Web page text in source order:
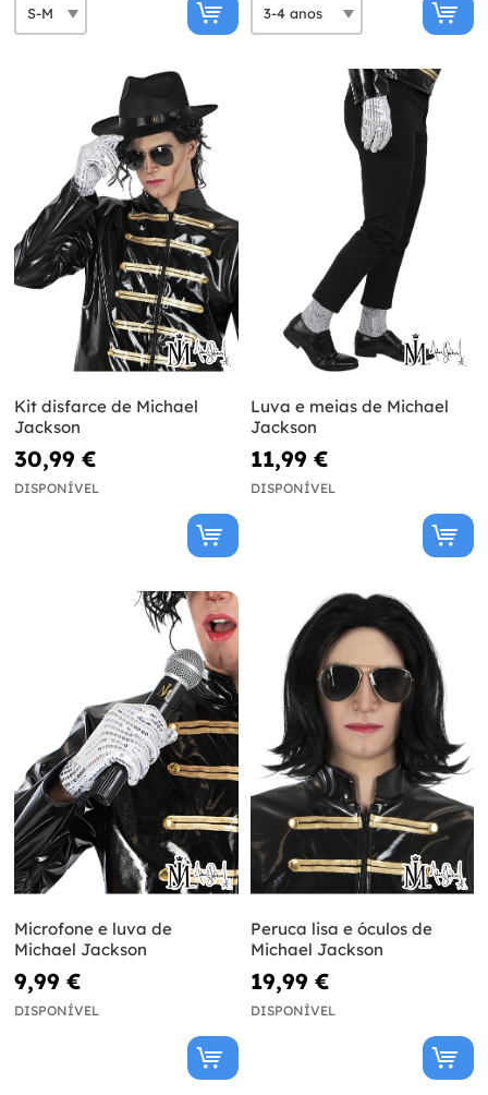
Kit disfarce de Michael
Jackson
30,99 €
DISPONÍVEL
Luva e meias de Michael
Jackson
11,99 €
DISPONÍVEL
Microfone e luva de
Michael Jackson
9,99 €
DISPONÍVEL
Peruca lisa e óculos de
Michael Jackson
19,99 €
DISPONÍVEL